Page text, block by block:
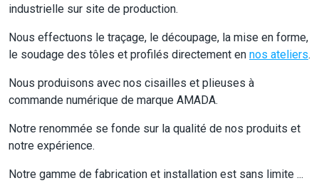
industrielle sur site de production.
Nous effectuons le traçage, le découpage, la mise en forme,
le soudage des tôles et profilés directement en nos ateliers.
Nous produisons avec nos cisailles et plieuses à
commande numérique de marque AMADA.
Notre renommée se fonde sur la qualité de nos produits et
notre expérience.
Notre gamme de fabrication et installation est sans limite ...